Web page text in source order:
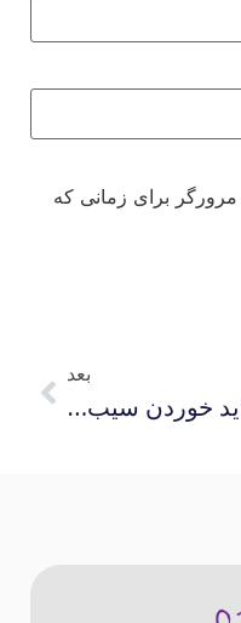
برای زمانی که
بعد
فواید خوردن سیب ناشتا برای لاغری